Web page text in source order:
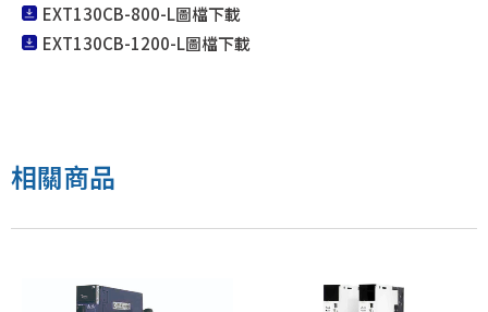
EXT130CB-800-L圖檔下載
EXT130CB-1200-L圖檔下載
相關商品